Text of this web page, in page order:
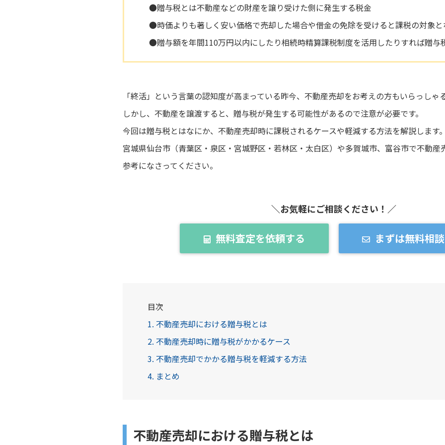
●贈与税とは不動産などの財産を譲り受けた側に発生する税金
●時価よりも著しく安い価格で売却した場合や借金の免除を受けると課税の対象
●贈与額を年間110万円以内にしたり相続時精算課税制度を活用したりすれば贈与
「終活」という言葉の認知度が高まっている昨今、不動産売却をお考えの方もいらっし
しかし、不動産を譲渡すると、贈与税が発生する可能性があるので注意が必要です。
今回は贈与税とはなにか、不動産売却時に課税されるケースや軽減する方法を解説します
宮城県仙台市（青葉区・泉区・宮城野区・若林区・太白区）や多賀城市、富谷市で不動
参考になさってください。
＼お気軽にご相談ください！／
無料査定を依頼する まずは無料相
目次
1. 不動産売却における贈与税とは
2. 不動産売却時に贈与税がかかるケース
3. 不動産売却でかかる贈与税を軽減する方法
4. まとめ
不動産売却における贈与税とは